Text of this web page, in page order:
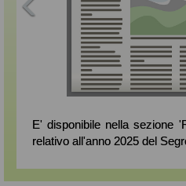
E' disponibile nella sezione
relativo all'anno 2025 del